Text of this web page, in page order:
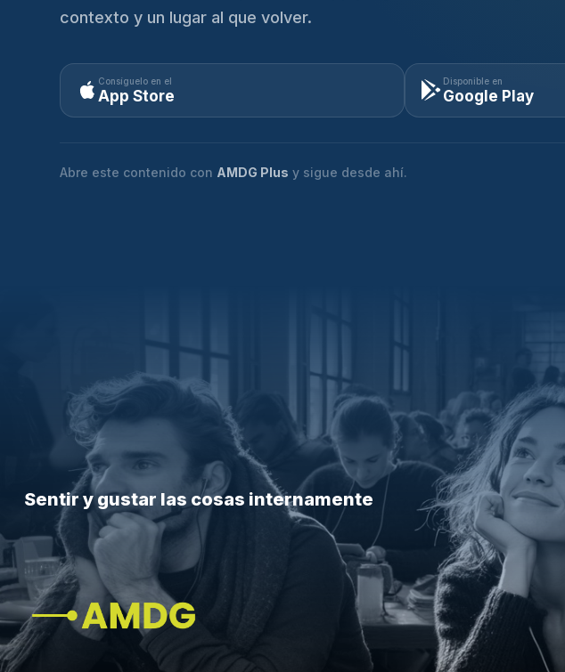
contexto y un lugar al que volver.
Consíguelo en el
App Store
Disponible en
Google Play
Abre este contenido con AMDG Plus y sigue desde ahí.
Sentir y gustar las cosas internamente